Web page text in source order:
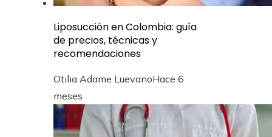
Liposucción en Colombia: guía
de precios, técnicas y
recomendaciones
Otilia Adame LuevanoHace 6
meses